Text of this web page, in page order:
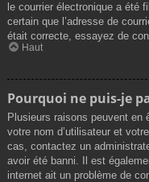
le courrier électronique a été
certain que l’adresse de
était correcte, essayez de
Haut
Pourquoi ne puis-je
Plusieurs raisons peuvent en
votre nom d’utilisateur et
cas, contactez un
avoir été banni. Il est
internet ait un problème de